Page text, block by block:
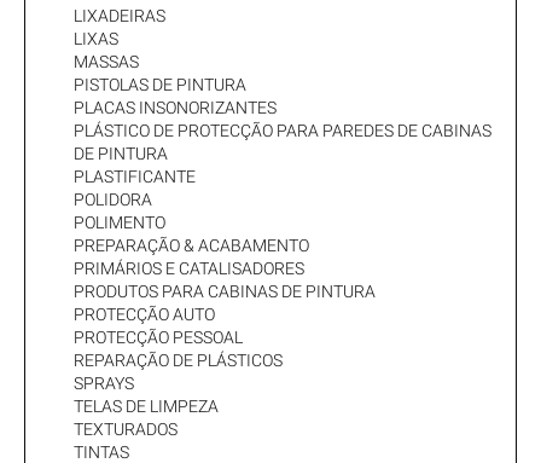
LIXADEIRAS
LIXAS
MASSAS
PISTOLAS DE PINTURA
PLACAS INSONORIZANTES
PLÁSTICO DE PROTECÇÃO PARA PAREDES DE CABINAS
DE PINTURA
PLASTIFICANTE
POLIDORA
POLIMENTO
PREPARAÇÃO & ACABAMENTO
PRIMÁRIOS E CATALISADORES
PRODUTOS PARA CABINAS DE PINTURA
PROTECÇÃO AUTO
PROTECÇÃO PESSOAL
REPARAÇÃO DE PLÁSTICOS
SPRAYS
TELAS DE LIMPEZA
TEXTURADOS
TINTAS